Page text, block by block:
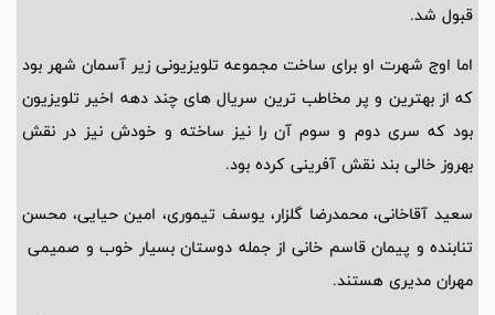
قبول شد.
اما اوج شهرت او برای ساخت مجموعه تلویزیونی زیر آسمان شهر بود
که از بهترین و پر مخاطب ترین سریال های چند دهه اخیر تلویزیون
بود که سری دوم و سوم آن را نیز ساخته و خودش نیز در نقش
بهروز خالی بند نقش آفرینی کرده بود.
سعید آقاخانی، محمدرضا گلزار، یوسف تیموری، امین حیایی، محسن
تنابنده و پیمان قاسم‌ خانی از جمله دوستان بسیار خوب و صمیمی‌
مهران مدیری هستند.